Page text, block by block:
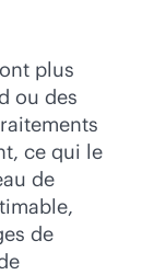
plus
ou des
ce qui le
de
de